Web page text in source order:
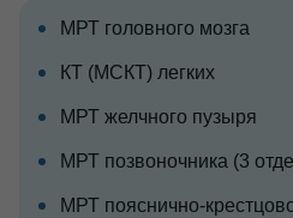
МРТ головного мозга
КТ (МСКТ) легких
МРТ желчного пузыря
МРТ позвоночника (3
МРТ пояснично-